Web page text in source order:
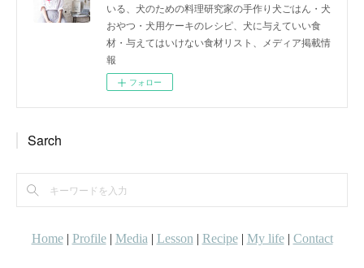
いる、犬のための料理研究家の手作り犬ごはん・犬
おやつ・犬用ケーキのレシピ、犬に与えていい食
材・与えてはいけない食材リスト、メディア掲載情
報
フォロー
Sarch